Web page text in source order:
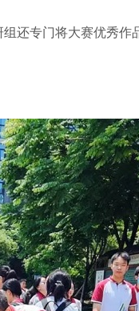
还专门将大赛优秀作